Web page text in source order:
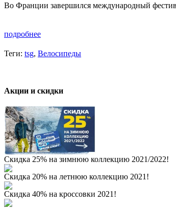
Во Франции завершился международный
подробнее
Теги: tsg, Велосипеды
Акции и скидки
Скидка 25% на зимнюю коллекцию 2021/2022!
Скидка 20% на летнюю коллекцию 2021!
Скидка 40% на кроссовки 2021!